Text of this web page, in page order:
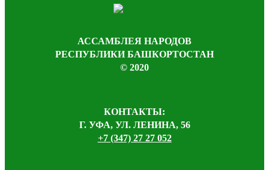
АССАМБЛЕЯ НАРОДОВ
РЕСПУБЛИКИ БАШКОРТОСТАН
© 2020
КОНТАКТЫ:
Г. УФА, УЛ. ЛЕНИНА, 56
+7 (347) 27 27 052